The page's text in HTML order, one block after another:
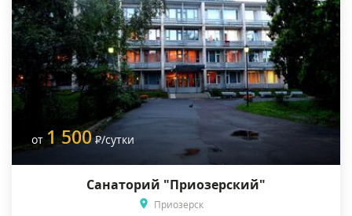
от 1 500 Р/сутки
Санаторий "Приозерский"
Приозерск